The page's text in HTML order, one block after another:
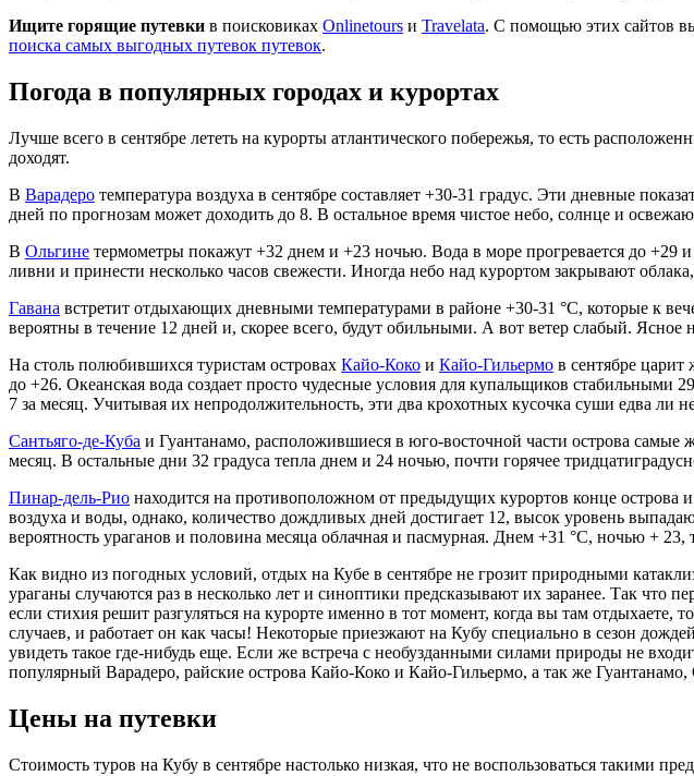
Ищите горящие путевки в поисковиках Onlinetours и Travelata. С помощью этих сайтов
поиска самых выгодных путевок путевок.
Погода в популярных городах и курортах
Лучше всего в сентябре лететь на курорты атлантического побережья, то есть
доходят.
В Варадеро температура воздуха в сентябре составляет +30-31 градус. Эти дневные
дней по прогнозам может доходить до 8. В остальное время чистое небо, солнце и
В Ольгине термометры покажут +32 днем и +23 ночью. Вода в море прогревается до +29
ливни и принести несколько часов свежести. Иногда небо над курортом закрывают
Гавана встретит отдыхающих дневными температурами в районе +30-31 °C, которые к
вероятны в течение 12 дней и, скорее всего, будут обильными. А вот ветер слабый.
На столь полюбившихся туристам островах Кайо-Коко и Кайо-Гильермо в сентябре
до +26. Океанская вода создает просто чудесные условия для купальщиков
7 за месяц. Учитывая их непродолжительность, эти два крохотных кусочка суши едва ли
Сантьяго-де-Куба и Гуантанамо, расположившиеся в юго-восточной части острова
месяц. В остальные дни 32 градуса тепла днем и 24 ночью, почти горячее
Пинар-дель-Рио находится на противоположном от предыдущих курортов конце острова
воздуха и воды, однако, количество дождливых дней достигает 12, высок уровень
вероятность ураганов и половина месяца облачная и пасмурная. Днем +31 °C, ночью + 23,
Как видно из погодных условий, отдых на Кубе в сентябре не грозит природными
ураганы случаются раз в несколько лет и синоптики предсказывают их заранее. Так что
если стихия решит разгуляться на курорте именно в тот момент, когда вы там
случаев, и работает он как часы! Некоторые приезжают на Кубу специально в сезон
увидеть такое где-нибудь еще. Если же встреча с необузданными силами природы не
популярный Варадеро, райские острова Кайо-Коко и Кайо-Гильермо, а так же
Цены на путевки
Стоимость туров на Кубу в сентябре настолько низкая, что не воспользоваться такими